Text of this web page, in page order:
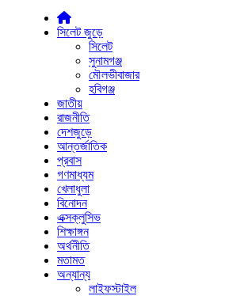
সিলেট জুড়ে
সিলেট
সুনামগঞ্জ
মৌলভীবাজার
হবিগঞ্জ
জাতীয়
রাজনীতি
দেশজুড়ে
আন্তর্জাতিক
প্রবাস
গণমাধ্যম
খেলাধুলা
বিনোদন
এক্সক্লুসিভ
শিক্ষাঙ্গন
অর্থনীতি
মতামত
অন্যান্য
লাইফস্টাইল